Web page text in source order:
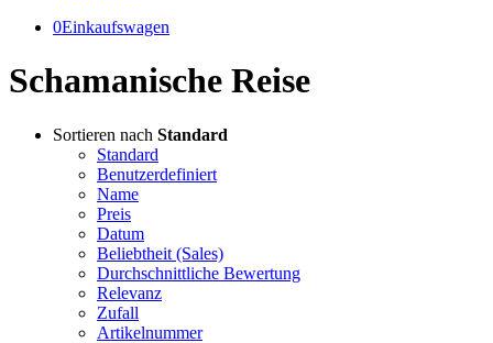
0Einkaufswagen
Schamanische Reise
Sortieren nach Standard
Standard
Benutzerdefiniert
Name
Preis
Datum
Beliebtheit (Sales)
Durchschnittliche Bewertung
Relevanz
Zufall
Artikelnummer